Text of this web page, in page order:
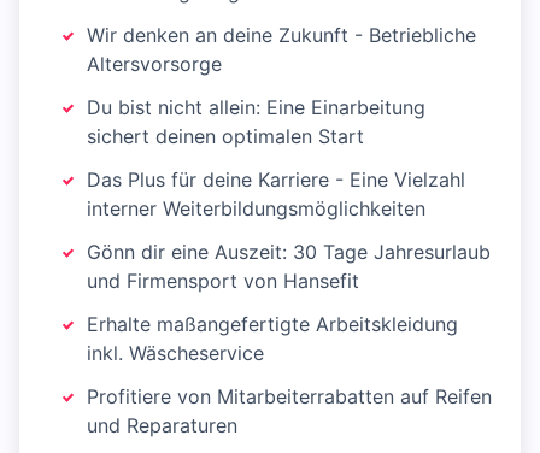
Wir denken an deine Zukunft - Betriebliche
Altersvorsorge
Du bist nicht allein: Eine Einarbeitung
sichert deinen optimalen Start
Das Plus für deine Karriere - Eine Vielzahl
interner Weiterbildungsmöglichkeiten
Gönn dir eine Auszeit: 30 Tage Jahresurlaub
und Firmensport von Hansefit
Erhalte maßangefertigte Arbeitskleidung
inkl. Wäscheservice
Profitiere von Mitarbeiterrabatten auf Reifen
und Reparaturen